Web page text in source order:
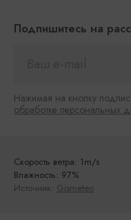
Подпишитесь на
Нажимая на кнопку
обработке персональных
Скорость ветра: 1m/s
Влажность: 97%
Источник: Gismeteo